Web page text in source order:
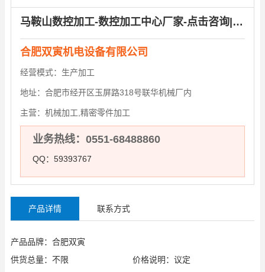
马鞍山数控加工-数控加工中心厂家-点击咨询|双寅
合肥双寅机电设备有限公司
经营模式： 生产加工
地址： 合肥市经开区玉屏路318号联华机械厂内
主营： 机械加工,精密零件加工
业务热线：0551-68488860
QQ：59393767
产品详情 联系方式
产品品牌：合肥双寅
供货总量：不限
价格说明：议定